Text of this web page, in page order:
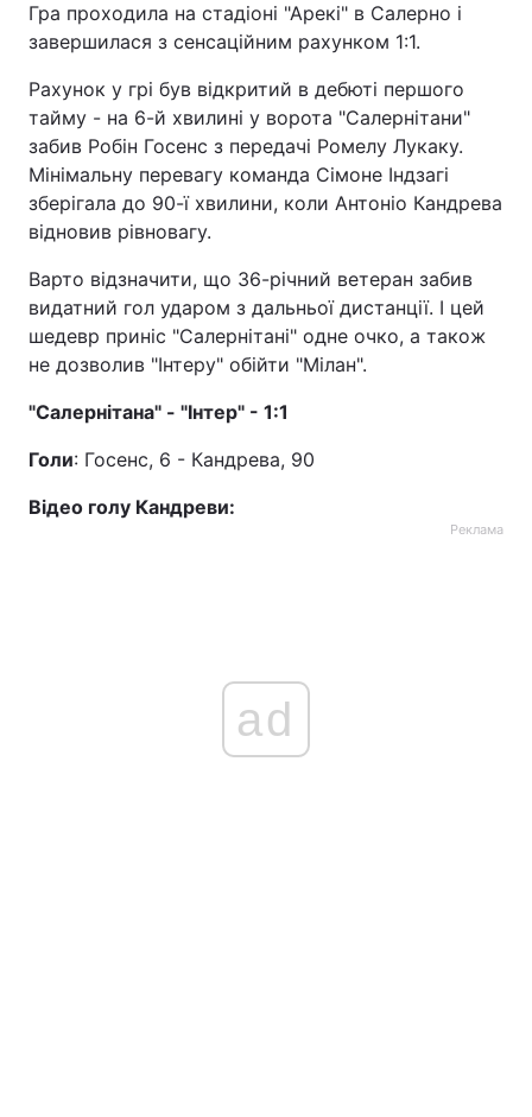
Гра проходила на стадіоні "Арекі" в Салерно і
завершилася з сенсаційним рахунком 1:1.
Рахунок у грі був відкритий в дебюті першого
тайму - на 6-й хвилині у ворота "Салернітани"
забив Робін Госенс з передачі Ромелу Лукаку.
Мінімальну перевагу команда Сімоне Індзагі
зберігала до 90-ї хвилини, коли Антоніо Кандрева
відновив рівновагу.
Варто відзначити, що 36-річний ветеран забив
видатний гол ударом з дальньої дистанції. І цей
шедевр приніс "Салернітані" одне очко, а також
не дозволив "Інтеру" обійти "Мілан".
"Салернітана" - "Інтер" - 1:1
Голи: Госенс, 6 - Кандрева, 90
Відео голу Кандреви:
Реклама
ad